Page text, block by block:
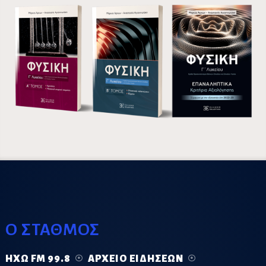
Ο ΣΤΑΘΜΟΣ
ΗΧΏ FM 99.8
ΑΡΧΕΊΟ ΕΙΔΉΣΕΩΝ